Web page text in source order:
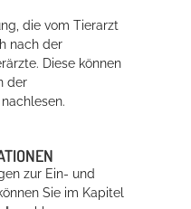
die vom Tierarzt
nach der
Diese können
der
zur Ein- und
Sie im Kapitel